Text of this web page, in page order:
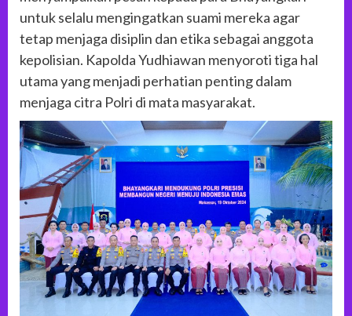
untuk selalu mengingatkan suami mereka agar
tetap menjaga disiplin dan etika sebagai anggota
kepolisian. Kapolda Yudhiawan menyoroti tiga hal
utama yang menjadi perhatian penting dalam
menjaga citra Polri di mata masyarakat.